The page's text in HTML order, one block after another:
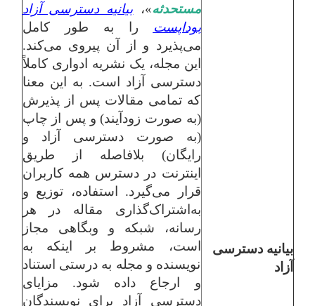
بیانیه دسترسی
آزاد
مستحدثه»، بیانیه دسترسی آزاد
بوداپست
را به طور کامل
می‌پذیرد و از آن پیروی می‌کند.
این مجله، یک نشریه ادواری کاملاً
دسترسی آزاد است. به این معنا
که تمامی مقالات پس از پذیرش
(به صورت زودآیند) و پس از چاپ
(به صورت دسترسی آزاد و
رایگان) بلافاصله از طریق
اینترنت در دسترس همه کاربران
قرار می‌گیرد. استفاده، توزیع و
به‌اشتراک‌گذاری مقاله در هر
رسانه، شبکه و وبگاهی مجاز
است، مشروط بر اینکه به
نویسنده و مجله به درستی استناد
و ارجاع داده شود. مزایای
دسترسی آزاد برای نویسندگان